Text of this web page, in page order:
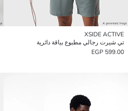
XSIDE ACTIVE
تي شيرت رجالي مطبوع بياقة دائرية
599.00 EGP